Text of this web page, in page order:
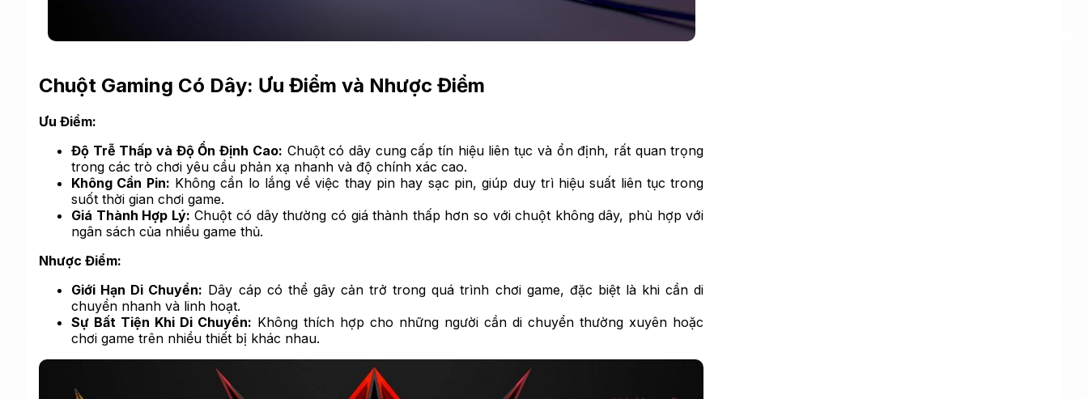
Chuột Gaming Có Dây: Ưu Điểm và Nhược Điểm
Ưu Điểm:
Độ Trễ Thấp và Độ Ổn Định Cao: Chuột có dây cung cấp tín hiệu liên tục và ổn định, rất quan trọng
trong các trò chơi yêu cầu phản xạ nhanh và độ chính xác cao.
Không Cần Pin: Không cần lo lắng về việc thay pin hay sạc pin, giúp duy trì hiệu suất liên tục trong
suốt thời gian chơi game.
Giá Thành Hợp Lý: Chuột có dây thường có giá thành thấp hơn so với chuột không dây, phù hợp với
ngân sách của nhiều game thủ.
Nhược Điểm:
Giới Hạn Di Chuyển: Dây cáp có thể gây cản trở trong quá trình chơi game, đặc biệt là khi cần di
chuyển nhanh và linh hoạt.
Sự Bất Tiện Khi Di Chuyển: Không thích hợp cho những người cần di chuyển thường xuyên hoặc
chơi game trên nhiều thiết bị khác nhau.